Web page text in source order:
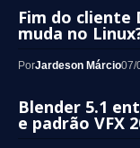
Fim do cliente
muda no
PorJardeson Márcio07/
Blender 5.1
e padrão VFX